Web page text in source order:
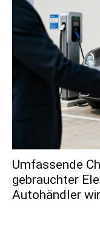
Umfassende
gebrauchter
Autohändler